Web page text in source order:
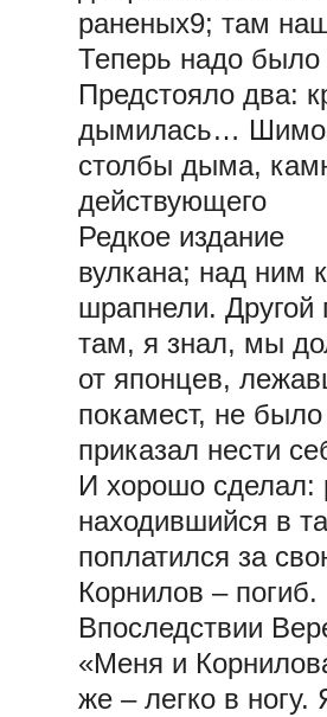
раненых9; там
Теперь надо было
Предстояло два:
дымилась…
столбы дыма,
действующего
Редкое издание
вулкана; над ним
шрапнели. Другой
там, я знал, мы
от японцев,
покамест, не
приказал нести
И хорошо сделал:
находившийся в
поплатился за
Корнилов – погиб.
Впоследствии
«Меня и
же – легко в ногу.